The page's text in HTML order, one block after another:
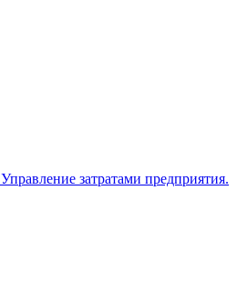
Управление затратами предприятия.